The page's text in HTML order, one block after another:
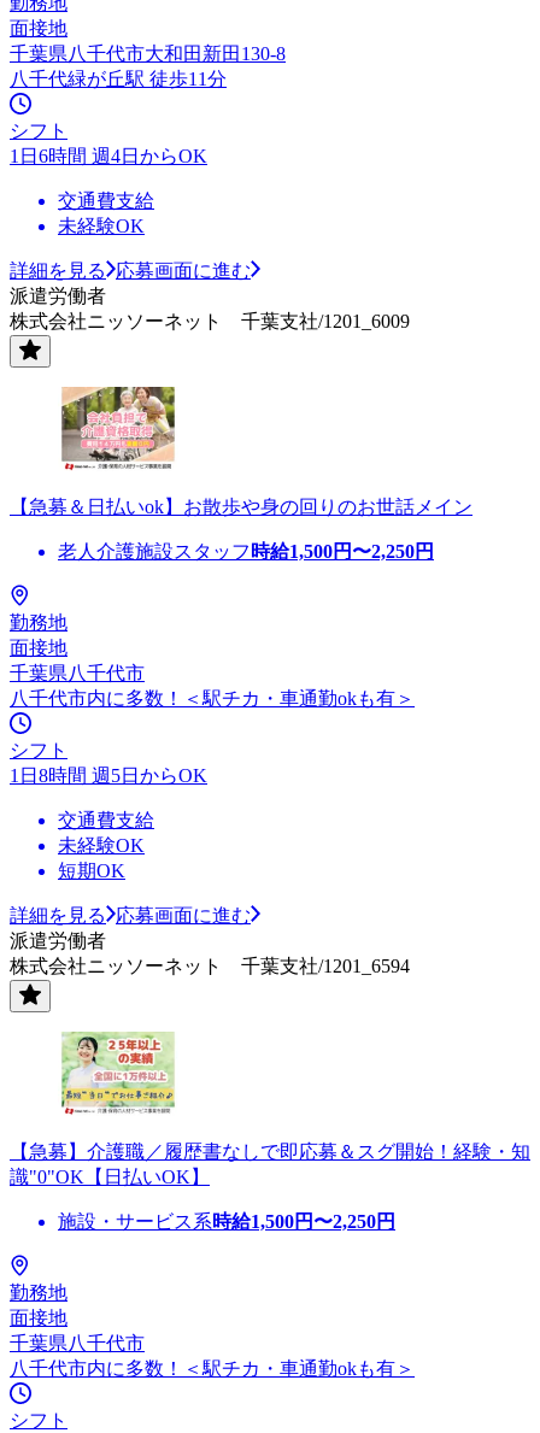
面接地
千葉県八千代市大和田新田130-8
八千代緑が丘駅 徒歩11分
シフト
1日6時間 週4日からOK
交通費支給
未経験OK
詳細を見る
応募画面に進む
派遣労働者
株式会社ニッソーネット 千葉支社/1201_6009
【急募＆日払いok】お散歩や身の回りのお世話メイン
老人介護施設スタッフ 時給1,500円〜2,250円
勤務地
面接地
千葉県八千代市
八千代市内に多数！＜駅チカ・車通勤okも有＞
シフト
1日8時間 週5日からOK
交通費支給
未経験OK
短期OK
詳細を見る
応募画面に進む
派遣労働者
株式会社ニッソーネット 千葉支社/1201_6594
【急募】介護職／履歴書なしで即応募＆スグ開始！経験・知
識"0"OK【日払いOK】
施設・サービス系時給1,500円〜2,250円
勤務地
面接地
千葉県八千代市
八千代市内に多数！＜駅チカ・車通勤okも有＞
シフト